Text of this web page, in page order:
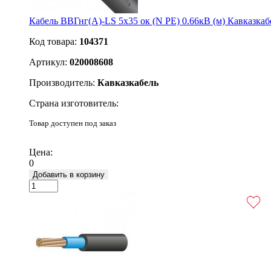
Кабель ВВГнг(А)-LS 5х35 ок (N PE) 0.66кВ (м)
Код товара: 104371
Артикул: 020008608
Производитель: Кавказкабель
Страна изготовитель:
Товар доступен под заказ
Цена:
0
Добавить в корзину